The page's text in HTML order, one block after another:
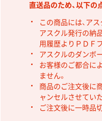
直送品のため、以下の
この商品には、ア
アスクル発行の納
用履歴よりＰＤＦ
アスクルのダンボ
お客様のご都合に
ません。
商品のご注文後に
ャンセルさせてい
ご注文後に一時品